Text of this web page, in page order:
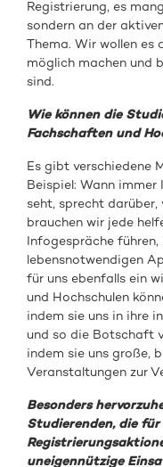
Registrierung, es
sondern an der
Thema. Wir wollen es
möglich machen und
sind.
Wie können die
Fachschaften und
Es gibt verschiedene
Beispiel: Wann immer
seht, sprecht
brauchen wir jede
Infogespräche
lebensnotwendigen
für uns ebenfalls ein
und Hochschulen
indem sie uns in ihre
und so die Botschaft
indem sie uns große,
Veranstaltungen zur
Besonders
Studierenden, die
uneigennützige